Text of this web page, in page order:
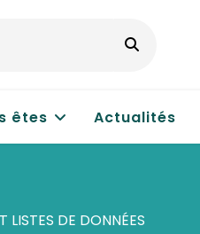
êtes Actualités
LISTES DE DONNÉES